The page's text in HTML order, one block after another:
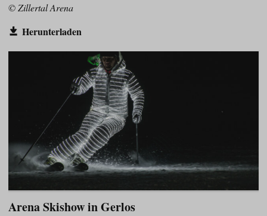
© Zillertal Arena
Herunterladen
Arena Skishow in Gerlos